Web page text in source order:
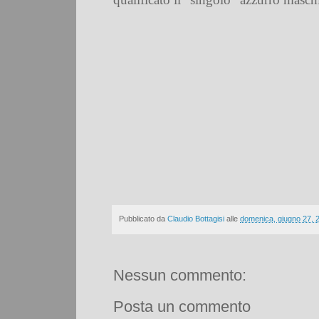
Pubblicato da Claudio Bottagisi alle domenica, giugno 27,
Nessun commento:
Posta un commento